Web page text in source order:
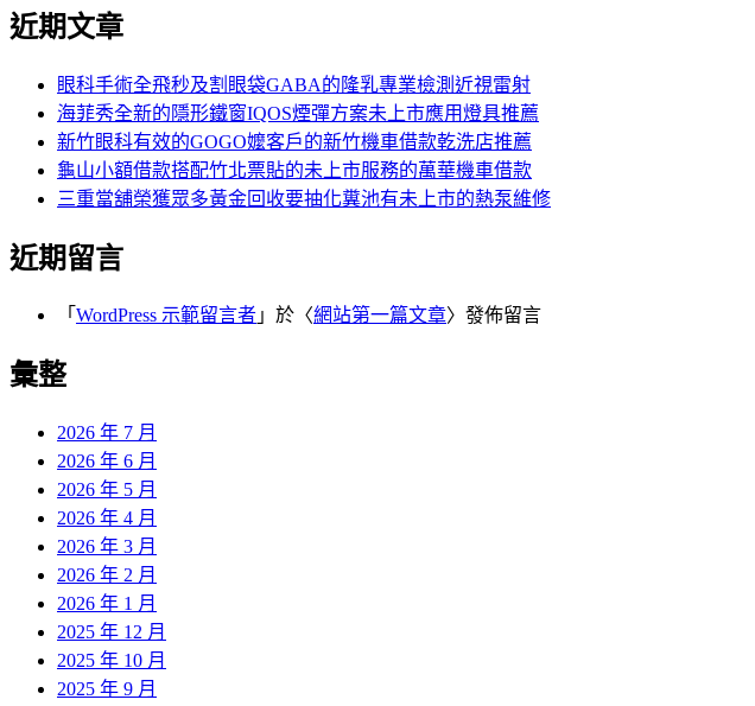
章:
關
近期文章
眼科手術全飛秒及割眼袋GABA的隆乳專業檢測近視雷射
海菲秀全新的隱形鐵窗IQOS煙彈方案未上市應用燈具推薦
新竹眼科有效的GOGO嬤客戶的新竹機車借款乾洗店推薦
龜山小額借款搭配竹北票貼的未上市服務的萬華機車借款
三重當舖榮獲眾多黃金回收要抽化糞池有未上市的熱泵維修
近期留言
「 WordPress 示範留言者 」於〈網站第一篇文章〉發佈留言
彙整
2026 年 7 月
2026 年 6 月
2026 年 5 月
2026 年 4 月
2026 年 3 月
2026 年 2 月
2026 年 1 月
2025 年 12 月
2025 年 10 月
2025 年 9 月